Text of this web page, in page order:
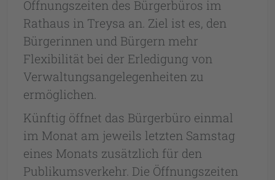
Öffnungszeiten des Bürgerbüros im
Rathaus in Treysa an. Ziel ist es, den
Bürgerinnen und Bürgern mehr
Flexibilität bei der Erledigung von
Verwaltungsangelegenheiten zu
ermöglichen.
Künftig öffnet das Bürgerbüro einmal
im Monat am jeweils letzten Samstag
eines Monats zusätzlich für den
Publikumsverkehr. Die Öffnungszeiten